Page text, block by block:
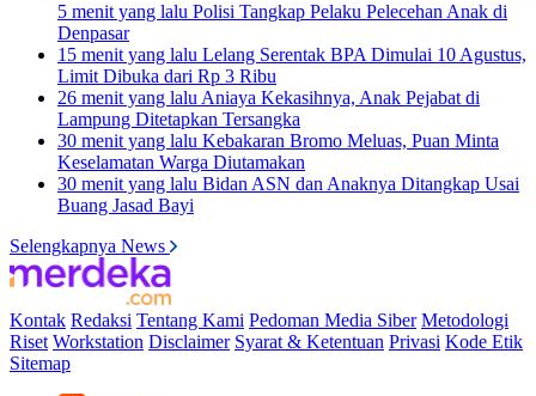
5 menit yang lalu Polisi Tangkap Pelaku Pelecehan Anak di
Denpasar
15 menit yang lalu Lelang Serentak BPA Dimulai 10 Agustus,
Limit Dibuka dari Rp 3 Ribu
26 menit yang lalu Aniaya Kekasihnya, Anak Pejabat di
Lampung Ditetapkan Tersangka
30 menit yang lalu Kebakaran Bromo Meluas, Puan Minta
Keselamatan Warga Diutamakan
30 menit yang lalu Bidan ASN dan Anaknya Ditangkap Usai
Buang Jasad Bayi
Selengkapnya News
Kontak Redaksi Tentang Kami Pedoman Media Siber Metodologi
Riset Workstation Disclaimer Syarat & Ketentuan Privasi Kode Etik
Sitemap